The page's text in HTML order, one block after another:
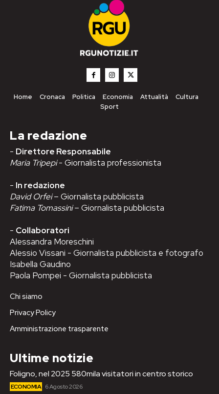
Home Cronaca Politica Economia Attualità
Cultura
Sport
La redazione
- Direttore Responsabile
Maria Tripepi- Giornalista professionista
- In redazione
David Orfei– Giornalista pubblicista
Fatima Tomassini– Giornalista pubblicista
- Collaboratori
Alessandra Moreschini
Alessio Vissani - Giornalista pubblicista e fotografo
Isabella Gaudino
Paola Pompei - Giornalista pubblicista
Chi siamo
Privacy Policy
Amministrazione trasparente
Ultime notizie
Foligno, nel 2025 580mila visitatori in centro storico
ECONOMIA 6 Agosto 2026